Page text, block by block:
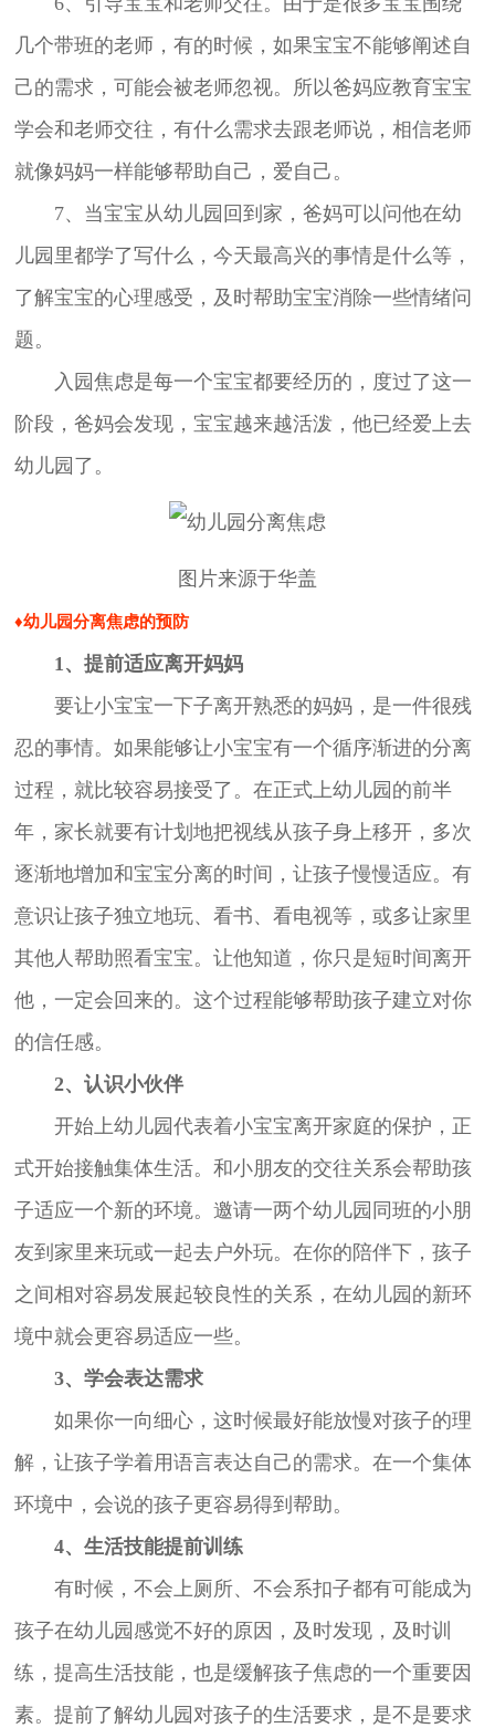
几个带班的老师，有的时候，如果宝宝不能够阐述自
己的需求，可能会被老师忽视。所以爸妈应教育宝宝
学会和老师交往，有什么需求去跟老师说，相信老师
就像妈妈一样能够帮助自己，爱自己。
7、当宝宝从幼儿园回到家，爸妈可以问他在幼
儿园里都学了写什么，今天最高兴的事情是什么等，
了解宝宝的心理感受，及时帮助宝宝消除一些情绪问
题。
入园焦虑是每一个宝宝都要经历的，度过了这一
阶段，爸妈会发现，宝宝越来越活泼，他已经爱上去
幼儿园了。
图片来源于华盖
♦幼儿园分离焦虑的预防
1、提前适应离开妈妈
要让小宝宝一下子离开熟悉的妈妈，是一件很残
忍的事情。如果能够让小宝宝有一个循序渐进的分离
过程，就比较容易接受了。在正式上幼儿园的前半
年，家长就要有计划地把视线从孩子身上移开，多次
逐渐地增加和宝宝分离的时间，让孩子慢慢适应。有
意识让孩子独立地玩、看书、看电视等，或多让家里
其他人帮助照看宝宝。让他知道，你只是短时间离开
他，一定会回来的。这个过程能够帮助孩子建立对你
的信任感。
2、认识小伙伴
开始上幼儿园代表着小宝宝离开家庭的保护，正
式开始接触集体生活。和小朋友的交往关系会帮助孩
子适应一个新的环境。邀请一两个幼儿园同班的小朋
友到家里来玩或一起去户外玩。在你的陪伴下，孩子
之间相对容易发展起较良性的关系，在幼儿园的新环
境中就会更容易适应一些。
3、学会表达需求
如果你一向细心，这时候最好能放慢对孩子的理
解，让孩子学着用语言表达自己的需求。在一个集体
环境中，会说的孩子更容易得到帮助。
4、生活技能提前训练
有时候，不会上厕所、不会系扣子都有可能成为
孩子在幼儿园感觉不好的原因，及时发现，及时训
练，提高生活技能，也是缓解孩子焦虑的一个重要因
素。提前了解幼儿园对孩子的生活要求，是不是要求